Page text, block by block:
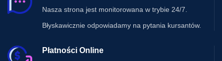
Nasza strona jest monitorowana w trybie 24/7.
Błyskawicznie odpowiadamy na pytania kursantów.
Płatności Online